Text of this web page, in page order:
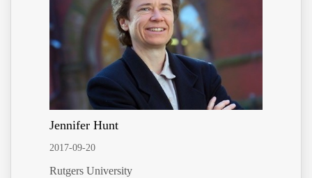
Jennifer Hunt
2017-09-20
Rutgers University